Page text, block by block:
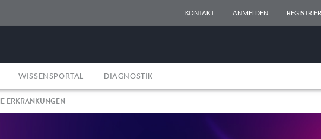
KONTAKT ANMELDEN
WISSENSPORTAL DIAGNOSTIK
ERKRANKUNGEN